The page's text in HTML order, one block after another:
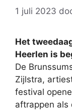
1 juli 2023
Het
Heerlen is
De
Zijlstra,
festival
aftrappen als